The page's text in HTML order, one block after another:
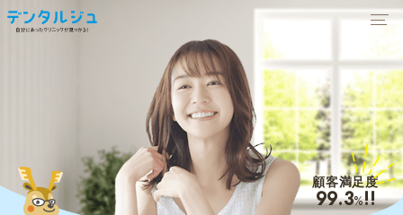
顧客満足度
99.3%!!